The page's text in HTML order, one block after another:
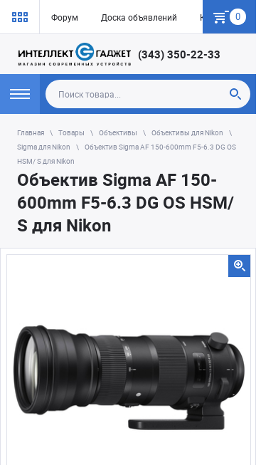
Форум Доска объявлений Как купить
0
(343) 350-22-33
Главная Товары Объективы
Объективы для Nikon
Sigma для Nikon
Объектив Sigma AF 150-600mm F5-6.3 DG OS
HSM/ S для Nikon
Объектив Sigma AF 150-
600mm F5-6.3 DG OS HSM/
S для Nikon